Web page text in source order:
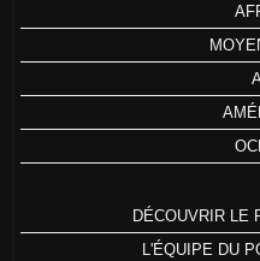
DÉCOUVRIR LE
L'ÉQUIPE DU